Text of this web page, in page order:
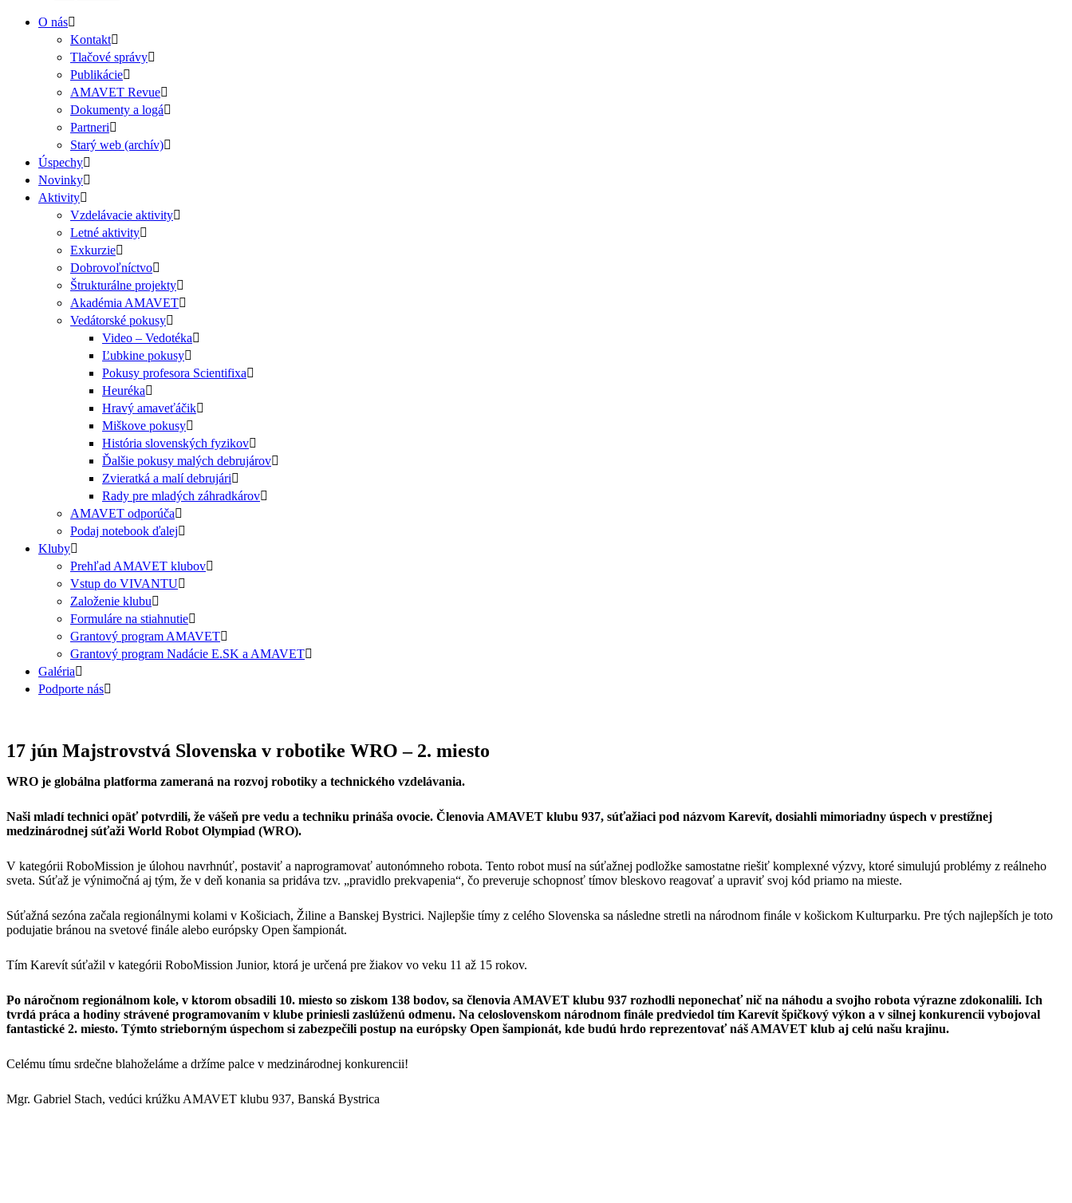
O nás
Kontakt
Tlačové správy
Publikácie
AMAVET Revue
Dokumenty a logá
Partneri
Starý web (archív)
Úspechy
Novinky
Aktivity
Vzdelávacie aktivity
Letné aktivity
Exkurzie
Dobrovoľníctvo
Štrukturálne projekty
Akadémia AMAVET
Vedátorské pokusy
Video – Vedotéka
Ľubkine pokusy
Pokusy profesora Scientifixa
Heuréka
Hravý amaveťáčik
Miškove pokusy
História slovenských fyzikov
Ďalšie pokusy malých debrujárov
Zvieratká a malí debrujári
Rady pre mladých záhradkárov
AMAVET odporúča
Podaj notebook ďalej
Kluby
Prehľad AMAVET klubov
Vstup do VIVANTU
Založenie klubu
Formuláre na stiahnutie
Grantový program AMAVET
Grantový program Nadácie E.SK a AMAVET
Galéria
Podporte nás
17 jún Majstrovstvá Slovenska v robotike WRO – 2. miesto
WRO je globálna platforma zameraná na rozvoj robotiky a technického vzdelávania.
Naši mladí technici opäť potvrdili, že vášeň pre vedu a techniku prináša ovocie. Členovia AMAVET klubu 937, súťažiaci pod názvom Karevít, dosiahli mimoriadny úspech v prestížnej
medzinárodnej súťaži World Robot Olympiad (WRO).
V kategórii RoboMission je úlohou navrhnúť, postaviť a naprogramovať autonómneho robota. Tento robot musí na súťažnej podložke samostatne riešiť komplexné výzvy, ktoré simulujú problémy z reálneho
sveta. Súťaž je výnimočná aj tým, že v deň konania sa pridáva tzv. „pravidlo prekvapenia“, čo preveruje schopnosť tímov bleskovo reagovať a upraviť svoj kód priamo na mieste.
Súťažná sezóna začala regionálnymi kolami v Košiciach, Žiline a Banskej Bystrici. Najlepšie tímy z celého Slovenska sa následne stretli na národnom finále v košickom Kulturparku. Pre tých najlepších je toto
podujatie bránou na svetové finále alebo európsky Open šampionát.
Tím Karevít súťažil v kategórii RoboMission Junior, ktorá je určená pre žiakov vo veku 11 až 15 rokov.
Po náročnom regionálnom kole, v ktorom obsadili 10. miesto so ziskom 138 bodov, sa členovia AMAVET klubu 937 rozhodli neponechať nič na náhodu a svojho robota výrazne zdokonalili. Ich
tvrdá práca a hodiny strávené programovaním v klube priniesli zaslúženú odmenu. Na celoslovenskom národnom finále predviedol tím Karevít špičkový výkon a v silnej konkurencii vybojoval
fantastické 2. miesto. Týmto strieborným úspechom si zabezpečili postup na európsky Open šampionát, kde budú hrdo reprezentovať náš AMAVET klub aj celú našu krajinu.
Celému tímu srdečne blahoželáme a držíme palce v medzinárodnej konkurencii!
Mgr. Gabriel Stach, vedúci krúžku AMAVET klubu 937, Banská Bystrica